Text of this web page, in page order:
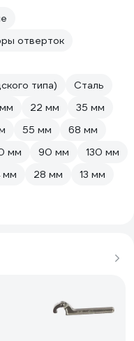
отверток
типа)
Сталь
22 мм
35 мм
55 мм
68 мм
мм 90 мм
130 мм
мм 28 мм
13 мм